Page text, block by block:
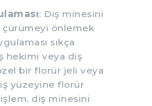
: Diş minesini
çürümeyi önlemek
sıkça
hekimi veya diş
bir florür jeli veya
yüzeyine florür
diş minesini